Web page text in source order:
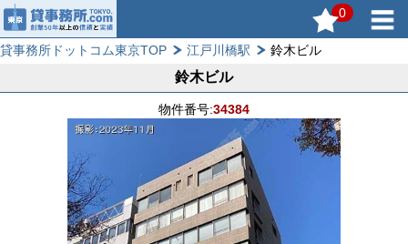
0
貸事務所ドットコム東京TOP 江戸川橋駅 鈴木ビル
鈴木ビル
物件番号:34384